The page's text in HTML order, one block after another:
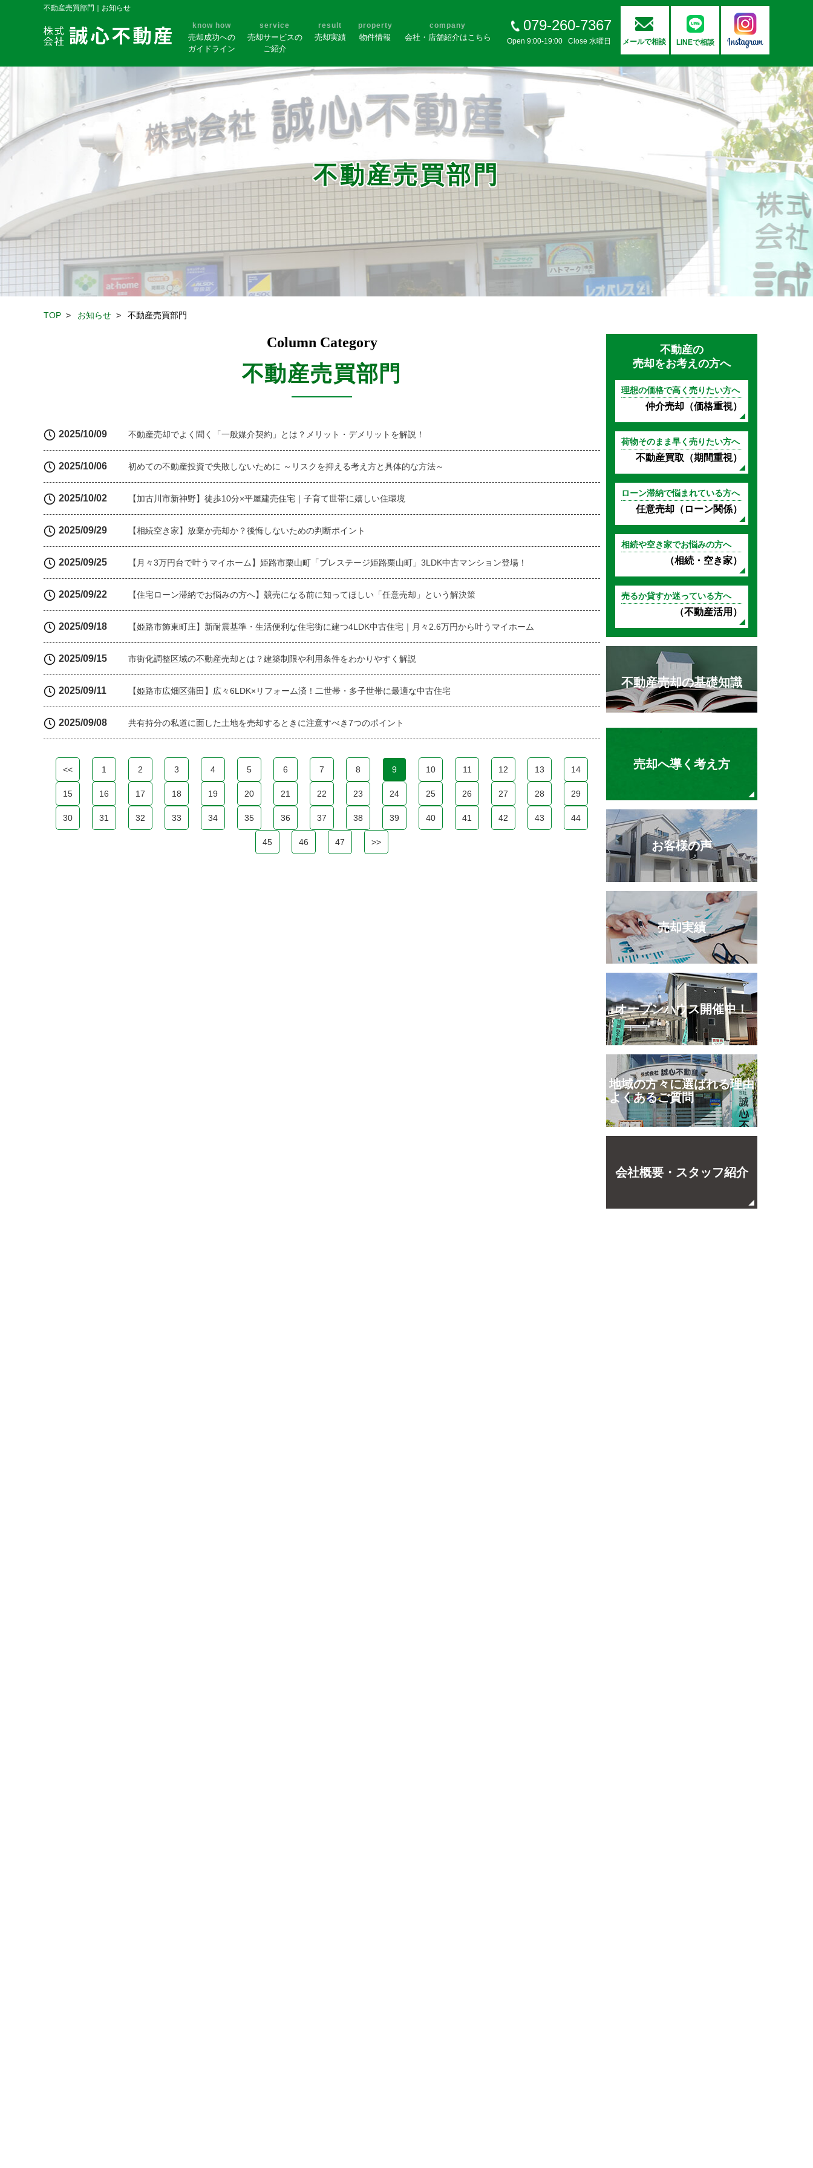
不動産売買部門｜お知らせ
know how
売却成功への
ガイドライン
service
売却サービスの
ご紹介
result
売却実績
property
物件情報
company
会社・店舗紹介はこちら
079-260-7367
Open 9:00-19:00 Close 水曜日 メールで相談 LINEで相談
不動産売買部門
TOP > お知らせ > 不動産売買部門
Column Category
不動産売買部門
2025/10/09 不動産売却でよく聞く「一般媒介契約」とは？メリット・デメリットを解説！
2025/10/06 初めての不動産投資で失敗しないために ～リスクを抑える考え方と具体的な方法～
2025/10/02 【加古川市新神野】徒歩10分×平屋建売住宅｜子育て世帯に嬉しい住環境
2025/09/29 【相続空き家】放棄か売却か？後悔しないための判断ポイント
2025/09/25 【月々3万円台で叶うマイホーム】姫路市栗山町「プレステージ姫路栗山町」3LDK中古マンション登場！
2025/09/22 【住宅ローン滞納でお悩みの方へ】競売になる前に知ってほしい「任意売却」という解決策
2025/09/18 【姫路市飾東町庄】新耐震基準・生活便利な住宅街に建つ4LDK中古住宅｜月々2.6万円から叶うマイホーム
2025/09/15 市街化調整区域の不動産売却とは？建築制限や利用条件をわかりやすく解説
2025/09/11 【姫路市広畑区蒲田】広々6LDK×リフォーム済！二世帯・多子世帯に最適な中古住宅
2025/09/08 共有持分の私道に面した土地を売却するときに注意すべき7つのポイント
<< 1 2 3 4 5 6 7 8 9 10 11 12 13 14
15 16 17 18 19 20 21 22 23 24 25 26 27 28 29
30 31 32 33 34 35 36 37 38 39 40 41 42 43 44
45 46 47 >>
不動産の
売却をお考えの方へ
理想の価格で高く売りたい方へ
仲介売却（価格重視）
荷物そのまま早く売りたい方へ
不動産買取（期間重視）
ローン滞納で悩まれている方へ
任意売却（ローン関係）
相続や空き家でお悩みの方へ
（相続・空き家）
売るか貸すか迷っている方へ
（不動産活用）
不動産売却の基礎知識
売却へ導く考え方
お客様の声
売却実績
オープンハウス開催中！
地域の方々に選ばれる理由
よくあるご質問
会社概要・スタッフ紹介